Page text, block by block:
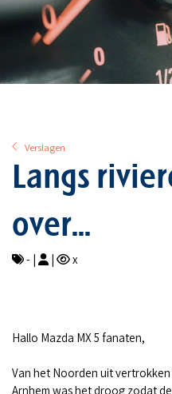
Verslagen
Langs
over...
- | | x
Hallo Mazda MX 5 fanaten,
Van het Noorden uit
Arnhem was het droog zodat